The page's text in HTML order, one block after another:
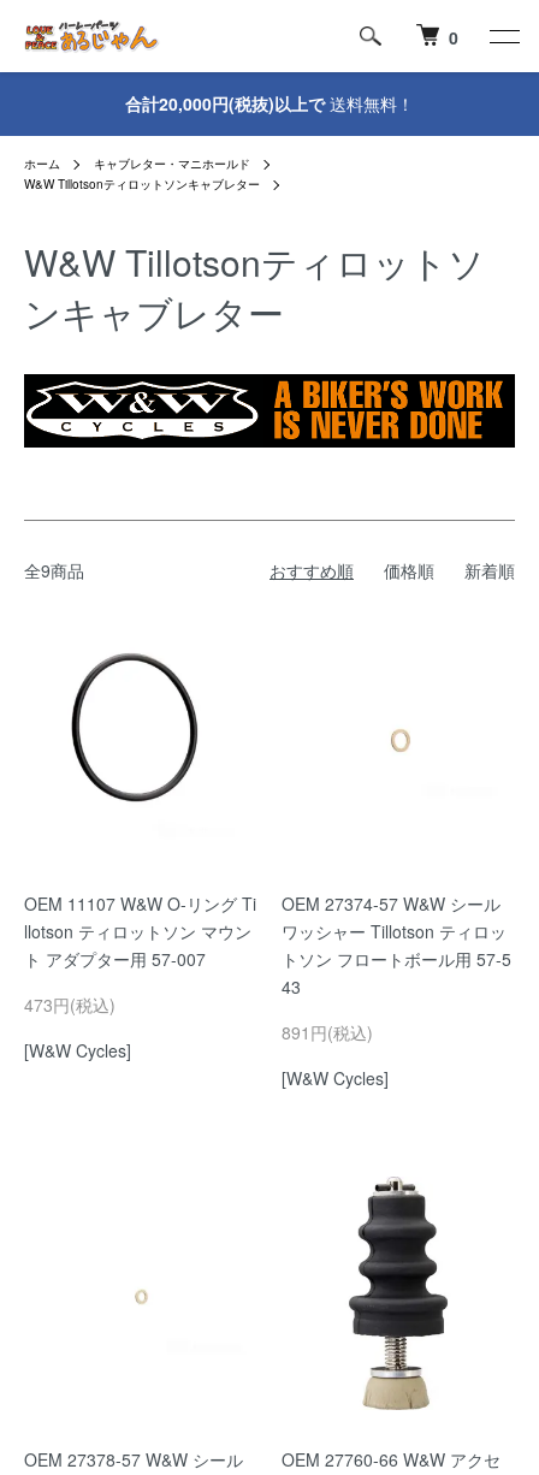
0
合計20,000円(税抜)以上で送料無料！
ホーム
キャブレター・マニホールド
W&W Tillotsonティロットソンキャブレター
W&W Tillotsonティロットソ
ンキャブレター
全9商品 おすすめ順 価格順 新着順
OEM 11107 W&W O-リング Ti
llotson ティロットソン マウン
ト アダプター用 57-007
473円(税込)
[W&W Cycles]
OEM 27374-57 W&W シール
ワッシャー Tillotson ティロッ
トソン フロートボール用 57-5
43
891円(税込)
[W&W Cycles]
OEM 27378-57 W&W シール
OEM 27760-66 W&W アクセ